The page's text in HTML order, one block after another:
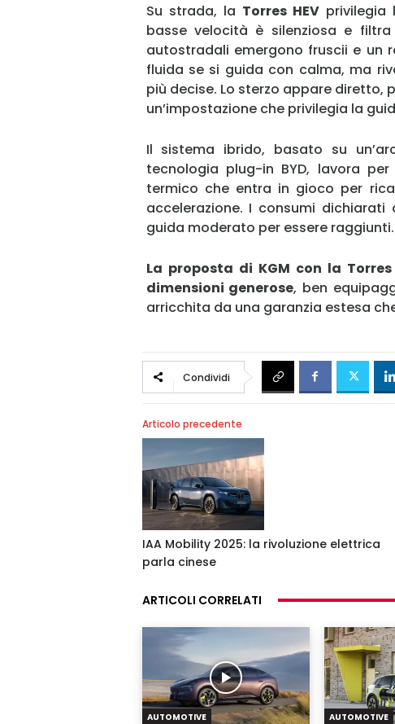
Su strada, la Torres HEVprivilegia
basse velocità è silenziosa e
autostradali emergono fruscii e un
fluida se si guida con calma, ma
più decise. Lo sterzo appare diretto,
un’impostazione che privilegia la
Il sistema ibrido, basato su
tecnologia plug-in BYD, lavora
termico che entra in gioco per
accelerazione. I consumi
guida moderato per essere raggiunti.
La proposta di KGM con la
dimensioni generose, ben
arricchita da una garanzia estesa
Condividi
Articolo precedente
IAA Mobility 2025: la rivoluzione elettrica
parla cinese
ARTICOLI CORRELATI
AUTOMOTIVE AUTOMOTIVE